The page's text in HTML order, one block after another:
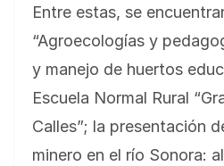
Entre estas, se
“Agroecologías y
y manejo de huertos
Escuela Normal Rural
Calles”; la presentación
minero en el río Sonora: